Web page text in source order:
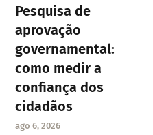
Pesquisa de
aprovação
governamental:
como medir a
confiança dos
cidadãos
ago 6, 2026